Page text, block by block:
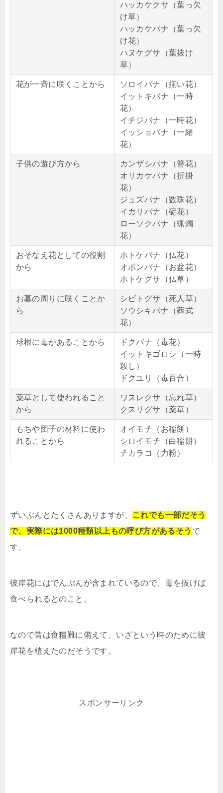
ハッカケクサ（葉っ欠
け草）
ハッカケバナ（葉っ欠
け花）
ハヌケグサ（葉抜け
草）
花が一斉に咲くことから
ソロイバナ（揃い花）
イットキバナ（一時
花）
イチジバナ（一時花）
イッショバナ（一緒
花）
子供の遊び方から
カンザシバナ（簪花）
オリカケバナ（折掛
花）
ジュズバナ（数珠花）
イカリバナ（碇花）
ローソクバナ（蝋燭
花）
おそなえ花としての役割
から
ホトケバナ（仏花）
オボンバナ（お盆花）
ホトケグサ（仏草）
お墓の周りに咲くことか
ら
シビトグサ（死人草）
ソウシキバナ（葬式
花）
球根に毒があることから
ドクバナ（毒花）
イットキゴロシ（一時
殺し）
ドクユリ（毒百合）
薬草として使われること
から
ワスレクサ（忘れ草）
クスリグサ（薬草）
もちや団子の材料に使わ
れることから
オイモチ（お稲餅）
シロイモチ（白稲餅）
チカラコ（力粉）
ずいぶんとたくさんありますが、
これでも一部だそう
で、実際には1000種類以上もの呼び方があるそう で
す。
彼岸花にはでんぷんが含まれているので、毒を抜けば
食べられるとのこと。
なので昔は食糧難に備えて、いざという時のために彼
岸花を植えたのだそうです。
スポンサーリンク